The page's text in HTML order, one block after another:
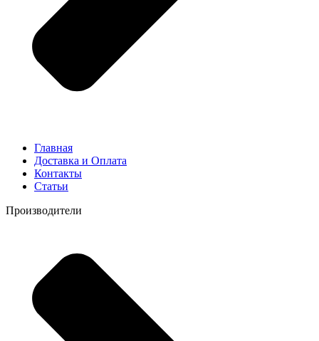
Главная
Доставка и Оплата
Контакты
Статьи
Производители